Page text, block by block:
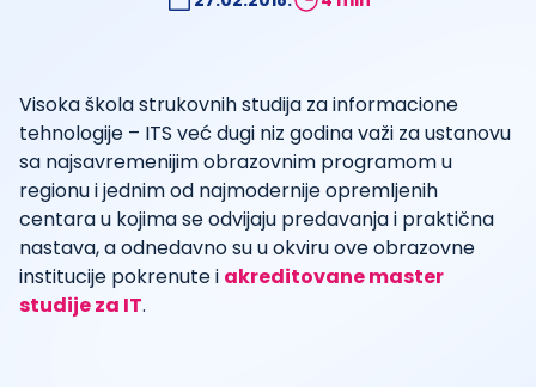
Visoka škola strukovnih studija za informacione
tehnologije – ITS već dugi niz godina važi za ustanovu
sa najsavremenijim obrazovnim programom u
regionu i jednim od najmodernije opremljenih
centara u kojima se odvijaju predavanja i praktična
nastava, a odnedavno su u okviru ove obrazovne
institucije pokrenute i akreditovane master
studije za IT.